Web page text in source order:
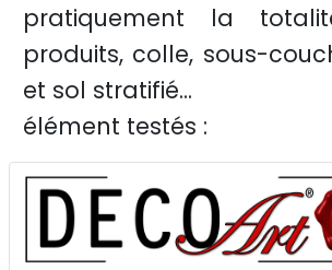
pratiquement la
produits, colle, sous-
et sol stratifié...
élément testés :